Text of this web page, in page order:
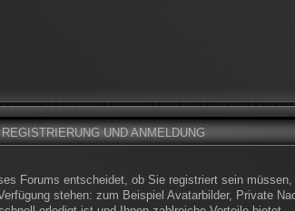
REGISTRIERUNG UND ANMELDUNG
Forums entscheidet, ob Sie registriert sein
stehen: zum Beispiel Avatarbilder, Private